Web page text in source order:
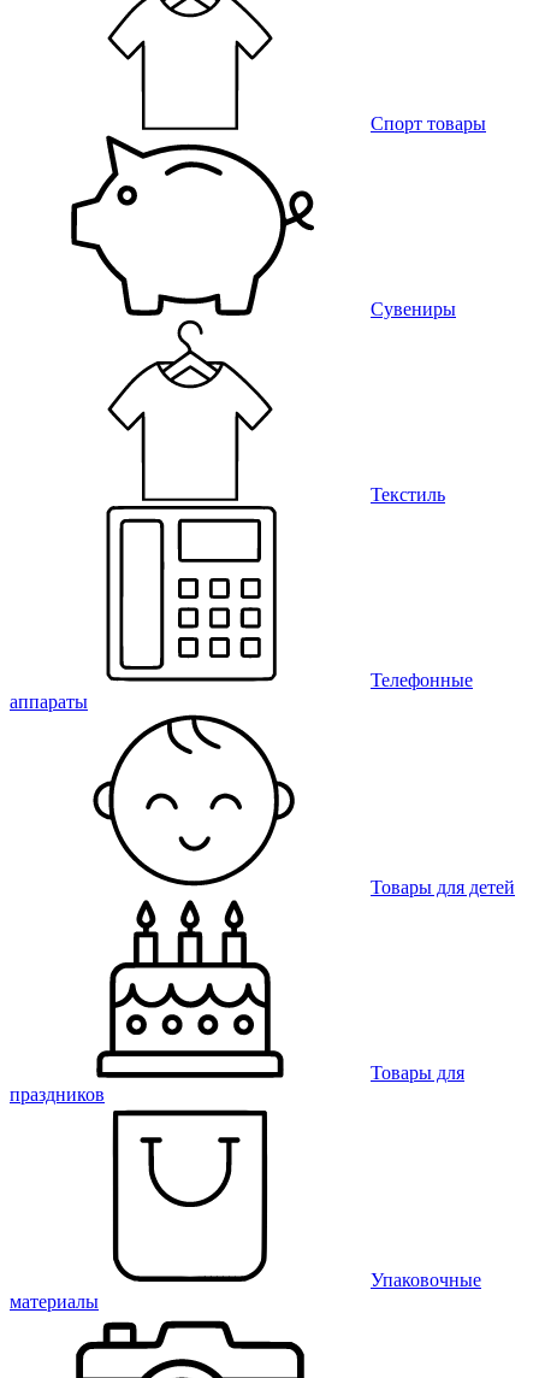
Спорт товары
Сувениры
Текстиль
Телефонные
аппараты
Товары для детей
Товары для
праздников
Упаковочные
материалы